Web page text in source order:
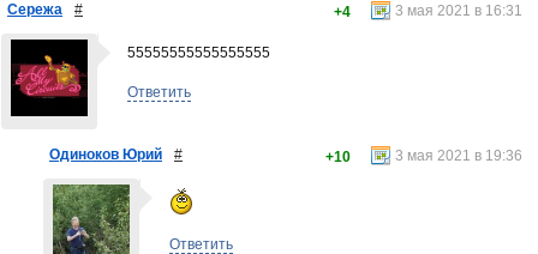
Сережа # 3 мая 2021 в 16:31
+4
55555555555555555
Ответить
Одиноков Юрий # 3 мая 2021 в 19:36
+10
Ответить